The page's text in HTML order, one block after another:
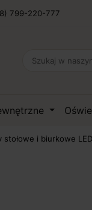
799-220-777
stołowe i biurkowe LED